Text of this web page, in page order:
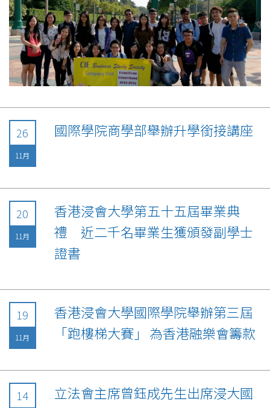
26
11月
國際學院商學部舉辦升學銜接講座
20
11月
香港浸會大學第五十五屆畢業典
禮 近二千名畢業生獲頒發副學士
證書
19
11月
香港浸會大學國際學院舉辦第三屆
「跑樓梯大賽」 為香港融樂會籌款
14
立法會主席曾鈺成先生出席浸大國